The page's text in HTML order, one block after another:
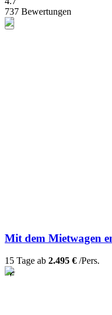
737 Bewertungen
Mit dem Mietwagen
15 Tage ab 2.495 € /Pers.